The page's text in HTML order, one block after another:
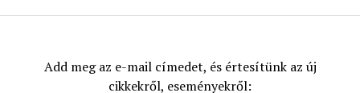
Add meg az e-mail címedet, és értesítünk az új
cikkekről, eseményekről: